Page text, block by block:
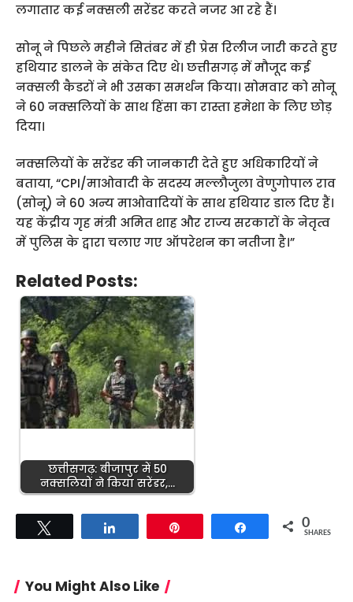
लगातार कई नक्सली सरेंडर करते नजर आ रहे हैं।
सोनू ने पिछले महीने सितंबर में ही प्रेस रिलीज जारी करते हुए
हथियार डालने के संकेत दिए थे। छत्तीसगढ़ में मौजूद कई
नक्सली कैडरों ने भी उसका समर्थन किया। सोमवार को सोनू
ने 60 नक्सलियों के साथ हिंसा का रास्ता हमेशा के लिए छोड़
दिया।
नक्सलियों के सरेंडर की जानकारी देते हुए अधिकारियों ने
बताया, “CPI/माओवादी के सदस्य मल्लौजुला वेणुगोपाल राव
(सोनू) ने 60 अन्य माओवादियों के साथ हथियार डाल दिए हैं।
यह केंद्रीय गृह मंत्री अमित शाह और राज्य सरकारों के नेतृत्व
में पुलिस के द्वारा चलाए गए ऑपरेशन का नतीजा है।”
Related Posts:
छत्तीसगढ़: बीजापुर में 50
नक्सलियों ने किया सरेंडर,…
Share 0
SHARES
You Might Also Like